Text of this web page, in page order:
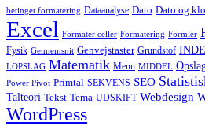
betinget formatering Dataanalyse Dato Dato og
Excel Formater celler Formatering Formler
Fysik Gennemsnit Genvejstaster Grundstof
LOPSLAG Matematik Menu MIDDEL
Power Pivot Primtal SEKVENS SEO
Talteori Tekst Tema UDSKIFT Webdesign
WordPress